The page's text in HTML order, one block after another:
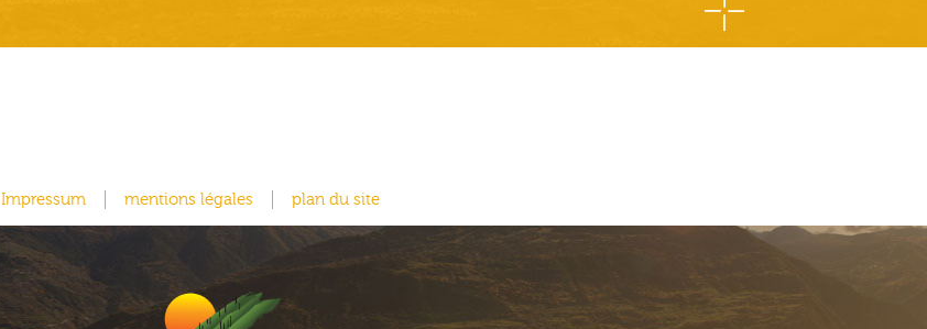
Impressum mentions légales plan du site